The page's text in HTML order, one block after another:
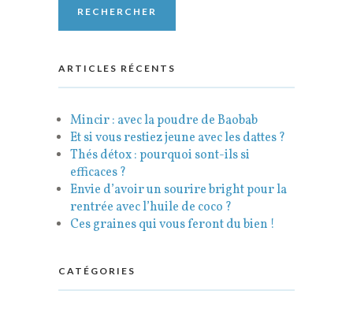
ARTICLES RÉCENTS
Mincir : avec la poudre de Baobab
Et si vous restiez jeune avec les dattes ?
Thés détox : pourquoi sont-ils si
efficaces ?
Envie d’avoir un sourire bright pour la
rentrée avec l’huile de coco ?
Ces graines qui vous feront du bien !
CATÉGORIES